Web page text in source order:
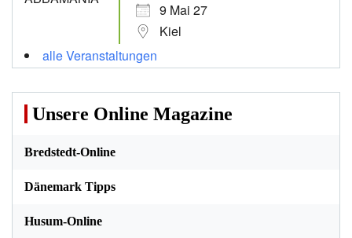
9 Mai 27
Kiel
alle Veranstaltungen
Unsere Online Magazine
Bredstedt-Online
Dänemark Tipps
Husum-Online